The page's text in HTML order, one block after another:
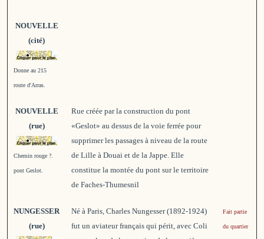
NOUVELLE
(cité)
Donne au 215
route d'Arras.
NOUVELLE
(rue)
Chemin rouge ?.
pont Geslot.
Rue créée par la construction du pont
«Geslot» au dessus de la voie ferrée pour
supprimer les passages à niveau de la route
de Lille à Douai et de la Jappe. Elle
constitue la montée du pont sur le territoire
de Faches-Thumesnil
NUNGESSER
(rue)
Né à Paris, Charles Nungesser (1892-1924)
fut un aviateur français qui périt, avec Coli
Fait partie
du quartier